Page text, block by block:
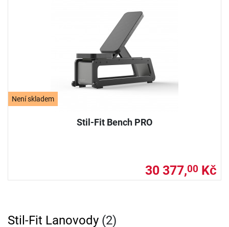
Není skladem
Stil-Fit Bench PRO
30 377,00 Kč
Stil-Fit Lanovody (2)